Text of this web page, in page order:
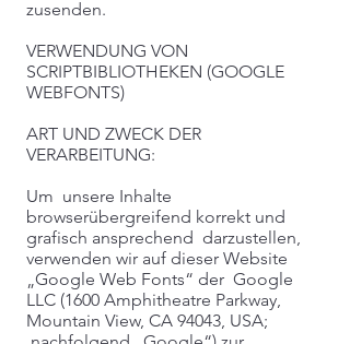
zusenden.
VERWENDUNG VON
SCRIPTBIBLIOTHEKEN (GOOGLE
WEBFONTS)
ART UND ZWECK DER
VERARBEITUNG:
Um unsere Inhalte
browserübergreifend korrekt und
grafisch ansprechend darzustellen,
verwenden wir auf dieser Website
„Google Web Fonts“ der Google
LLC (1600 Amphitheatre Parkway,
Mountain View, CA 94043, USA;